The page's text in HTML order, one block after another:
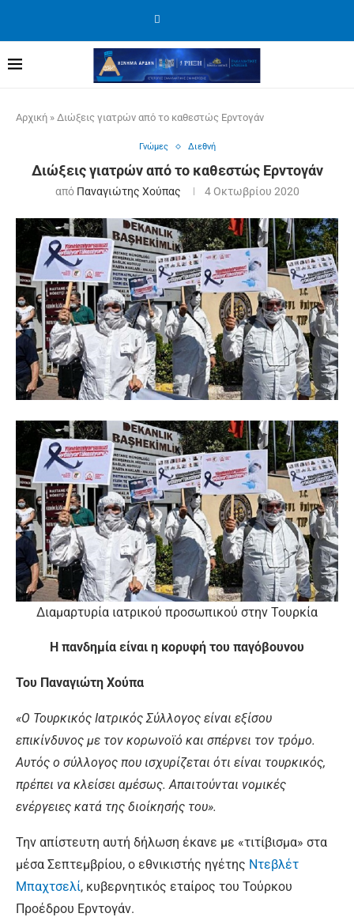
Αρχική » Διώξεις γιατρών από το καθεστώς Ερντογάν
Γνώμες Διεθνή
Διώξεις γιατρών από το καθεστώς Ερντογάν
από Παναγιώτης Χούπας 4 Οκτωβρίου 2020
Διαμαρτυρία ιατρικού προσωπικού στην Τουρκία
Η πανδημία είναι η κορυφή του παγόβουνου
Του Παναγιώτη Χούπα
«Ο Τουρκικός Ιατρικός Σύλλογος είναι εξίσου
επικίνδυνος με τον κορωνοϊό και σπέρνει τον τρόμο.
Αυτός ο σύλλογος που ισχυρίζεται ότι είναι τουρκικός,
πρέπει να κλείσει αμέσως. Απαιτούνται νομικές
ενέργειες κατά της διοίκησής του».
Την απίστευτη αυτή δήλωση έκανε με «τιτίβισμα» στα
μέσα Σεπτεμβρίου, ο εθνικιστής ηγέτης Ντεβλέτ
Μπαχτσελί, κυβερνητικός εταίρος του Τούρκου
Προέδρου Ερντογάν.